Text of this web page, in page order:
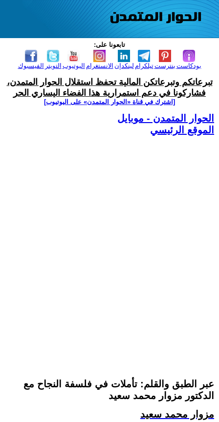
تابعونا على:
الفيسبوك التويتر اليوتيوب الانستغرام لينكدإن تيلكرامبنترست بودكاست
تبرعاتكم وتبرعاتكن المالية تحفظ استقلال الحوار المتمدن،
فشاركونا في دعم استمرارية هذا الفضاء اليساري الحر
[اشترك في قناة ‫«الحوار المتمدن» على اليوتيوب]
الحوار المتمدن - موبايل
الموقع الرئيسي
عبر الطبق والقلم: تأملات في فلسفة النجاح مع
الدكتور مزوار محمد سعيد
مزوار محمد سعيد